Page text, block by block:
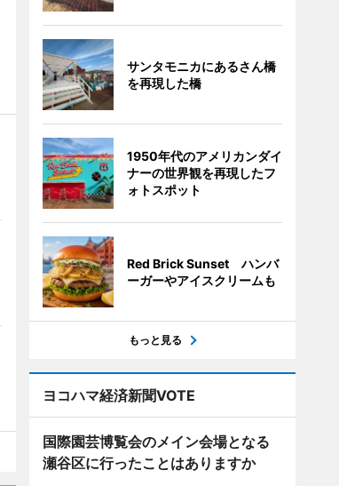
サンタモニカにあるさん橋
を再現した橋
1950年代のアメリカンダイ
ナーの世界観を再現したフ
ォトスポット
Red Brick Sunset ハンバ
ーガーやアイスクリームも
もっと見る
ヨコハマ経済新聞VOTE
国際園芸博覧会のメイン会場となる
瀬谷区に行ったことはありますか